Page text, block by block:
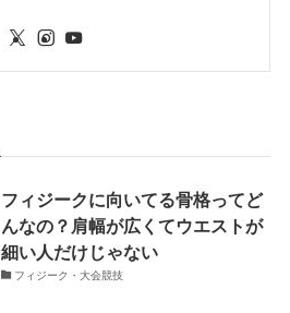
フィジークに向いてる骨格ってど
んなの？肩幅が広くてウエストが
細い人だけじゃない
フィジーク・大会競技